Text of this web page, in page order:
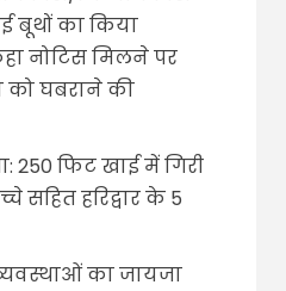
बूथों का किया
नोटिस मिलने पर
को घबराने की
250 फिट खाई में गिरी
सहित हरिद्वार के 5
का जायजा